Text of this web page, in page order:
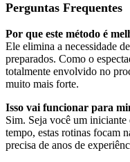
Perguntas Frequentes
Por que este método é
Ele elimina a necessidade
preparados. Como o
totalmente envolvido no
muito mais forte.
Isso vai funcionar para
Sim. Seja você um
tempo, estas rotinas focam
precisa de anos de